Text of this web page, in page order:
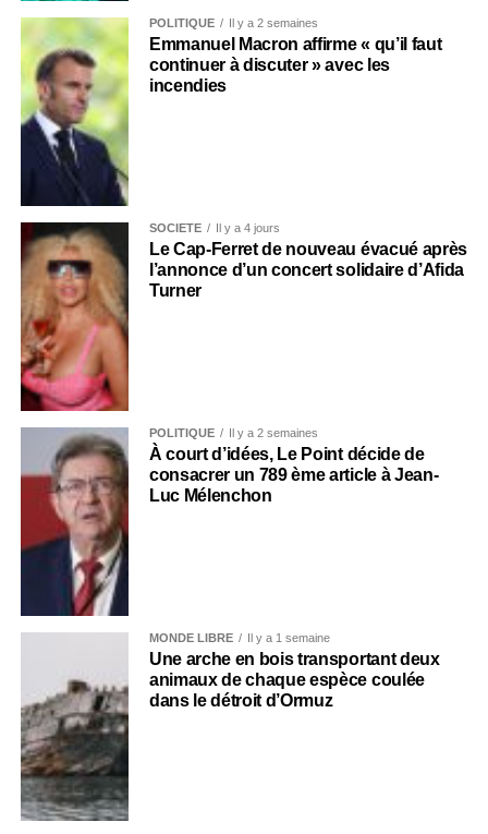
POLITIQUE Il y a 2 semaines
Emmanuel Macron affirme « qu’il faut
continuer à discuter » avec les
incendies
SOCIÉTÉ Il y a 4 jours
Le Cap-Ferret de nouveau évacué après
l’annonce d’un concert solidaire d’Afida
Turner
POLITIQUE Il y a 2 semaines
À court d’idées, Le Point décide de
consacrer un 789 ème article à Jean-
Luc Mélenchon
MONDE LIBRE Il y a 1 semaine
Une arche en bois transportant deux
animaux de chaque espèce coulée
dans le détroit d’Ormuz